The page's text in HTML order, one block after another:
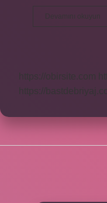
Devamını okuyun
https://obirsite.com
https://